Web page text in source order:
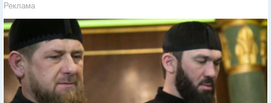
Реклама